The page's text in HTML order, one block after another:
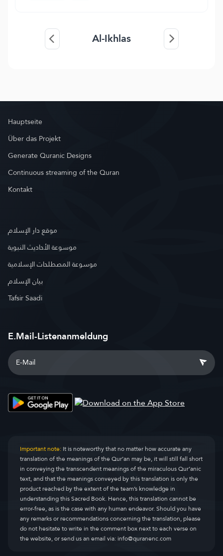
Al-Ikhlas
Hauptseite
Über das Projekt
Generate Quranic Designs
Continuous streaming of the Quran
Kontakt
موقع دار الإسلام
موسوعة الأحاديث النبوية
موسوعة المصطلحات الإسلامية
بيان الإسلام
Tafsir Saadi
E.Mail-Listenanmeldung
Important note:It is noteworthy that no matter how accurate any
translation of the meanings of the Qur’an may be, it will still fall short
in conveying the transcendent meanings of the miraculous Qur’anic
text, and that the meanings conveyed by this translation is only the
product reached by the extent of the team’s knowledge in
understanding this Sacred Book. Hence, this translation cannot be
error-free, as is the case with any human endeavor. Should you have
any remarks or recommendations concerning the translation, please
do not hesitate to write in the comment box next to each verse on
the website, or send us an email via:info@quranenc.com